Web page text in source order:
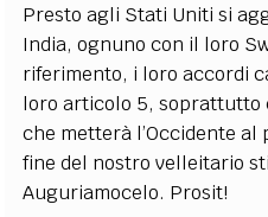
Presto agli Stati Uniti si
India, ognuno con il loro
riferimento, i loro accordi
loro articolo 5, soprattutto
che metterà l’Occidente
fine del nostro velleitario
Auguriamocelo. Prosit!